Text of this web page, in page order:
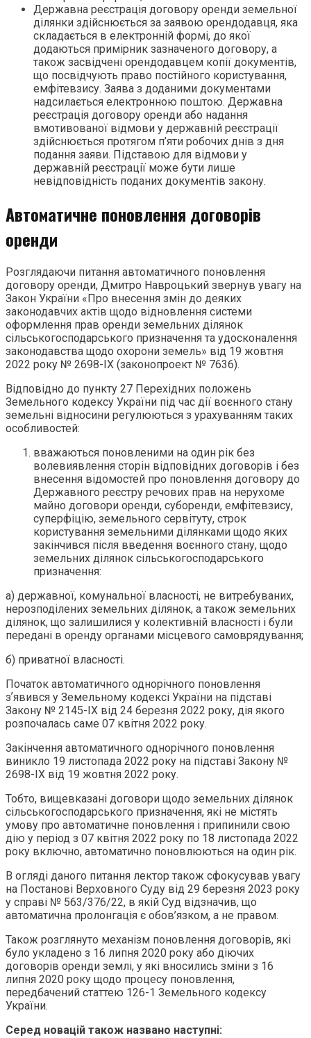
Державна реєстрація договору оренди земельної
ділянки здійснюється за заявою орендодавця, яка
складається в електронній формі, до якої
додаються примірник зазначеного договору, а
також засвідчені орендодавцем копії документів,
що посвідчують право постійного користування,
емфітевзису. Заява з доданими документами
надсилається електронною поштою. Державна
реєстрація договору оренди або надання
вмотивованої відмови у державній реєстрації
здійснюється протягом п’яти робочих днів з дня
подання заяви. Підставою для відмови у
державній реєстрації може бути лише
невідповідність поданих документів закону.
Автоматичне поновлення договорів
оренди
Розглядаючи питання автоматичного поновлення
договору оренди, Дмитро Навроцький звернув увагу на
Закон України «Про внесення змін до деяких
законодавчих актів щодо відновлення системи
оформлення прав оренди земельних ділянок
сільськогосподарського призначення та удосконалення
законодавства щодо охорони земель» від 19 жовтня
2022 року № 2698-IX (законопроект № 7636).
Відповідно до пункту 27 Перехідних положень
Земельного кодексу України під час дії воєнного стану
земельні відносини регулюються з урахуванням таких
особливостей:
вважаються поновленими на один рік без
волевиявлення сторін відповідних договорів і без
внесення відомостей про поновлення договору до
Державного реєстру речових прав на нерухоме
майно договори оренди, суборенди, емфітевзису,
суперфіцію, земельного сервітуту, строк
користування земельними ділянками щодо яких
закінчився після введення воєнного стану, щодо
земельних ділянок сільськогосподарського
призначення:
а) державної, комунальної власності, не витребуваних,
нерозподілених земельних ділянок, а також земельних
ділянок, що залишилися у колективній власності і були
передані в оренду органами місцевого самоврядування;
б) приватної власності.
Початок автоматичного однорічного поновлення
зʼявився у Земельному кодексі України на підставі
Закону № 2145-IX від 24 березня 2022 року, дія якого
розпочалась саме 07 квітня 2022 року.
Закінчення автоматичного однорічного поновлення
виникло 19 листопада 2022 року на підставі Закону №
2698-IX від 19 жовтня 2022 року.
Тобто, вищевказані договори щодо земельних ділянок
сільськогосподарського призначення, які не містять
умову про автоматичне поновлення і припинили свою
дію у період з 07 квітня 2022 року по 18 листопада 2022
року включно, автоматично поновлюються на один рік.
В огляді даного питання лектор також сфокусував увагу
на Постанові Верховного Суду від 29 березня 2023 року
у справі № 563/376/22, в якій Суд відзначив, що
автоматична пролонгація є обов’язком, а не правом.
Також розглянуто механізм поновлення договорів, які
було укладено з 16 липня 2020 року або діючих
договорів оренди землі, у які вносились зміни з 16
липня 2020 року щодо процесу поновлення,
передбачений статтею 126-1 Земельного кодексу
України.
Серед новацій також названо наступні: